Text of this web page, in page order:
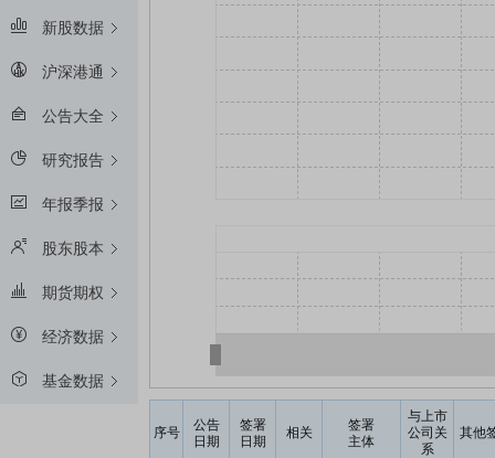
新股数据
沪深港通
公告大全
研究报告
年报季报
股东股本
期货期权
经济数据
基金数据
序号
公告
日期
签署
日期
相关
签署
主体
与上市
公司关
系
其他